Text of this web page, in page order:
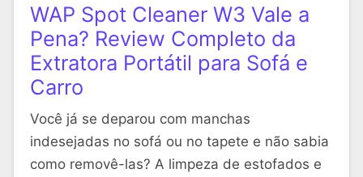
WAP Spot Cleaner W3 Vale a
Pena? Review Completo da
Extratora Portátil para Sofá e
Carro
Você já se deparou com manchas
indesejadas no sofá ou no tapete e não sabia
como removê-las? A limpeza de estofados e